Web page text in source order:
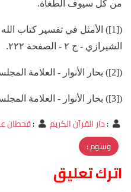
من كل سيوف الطغاة.
([1]) الأمثل في تفسير كتاب
الشيرازي - ج ٢ - الصفحة ٢٢٢.
([2]) بحار الأنوار - العلامة المجلسي - ج ٤٥ - الصفحة ١٣٨.
([3]) بحار الأنوار - العلامة المجلسي - ج ٩٢ - الصفحة ٣٩٢.
:دار القرآن الكريم :قحطان
وسوم :
اترك تعليق